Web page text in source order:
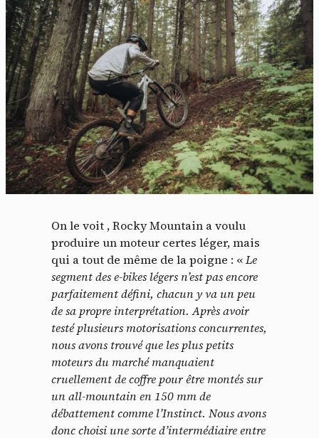
On le voit , Rocky Mountain a voulu
produire un moteur certes léger, mais
qui a tout de même de la poigne : «Le
segment des e-bikes légers n’est pas encore
parfaitement défini, chacun y va un peu
de sa propre interprétation. Après avoir
testé plusieurs motorisations concurrentes,
nous avons trouvé que les plus petits
moteurs du marché manquaient
cruellement de coffre pour être montés sur
un all-mountain en 150 mm de
débattement comme l’Instinct. Nous avons
donc choisi une sorte d’intermédiaire entre